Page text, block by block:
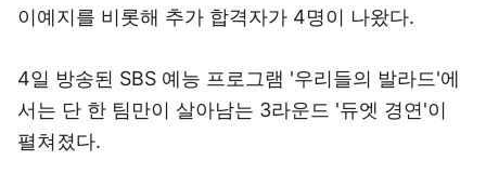
이예지를 비롯해 추가 합격자가 4명이 나왔다.
4일 방송된 SBS 예능 프로그램 '우리들의 발라드'에
서는 단 한 팀만이 살아남는 3라운드 '듀엣 경연'이
펼쳐졌다.